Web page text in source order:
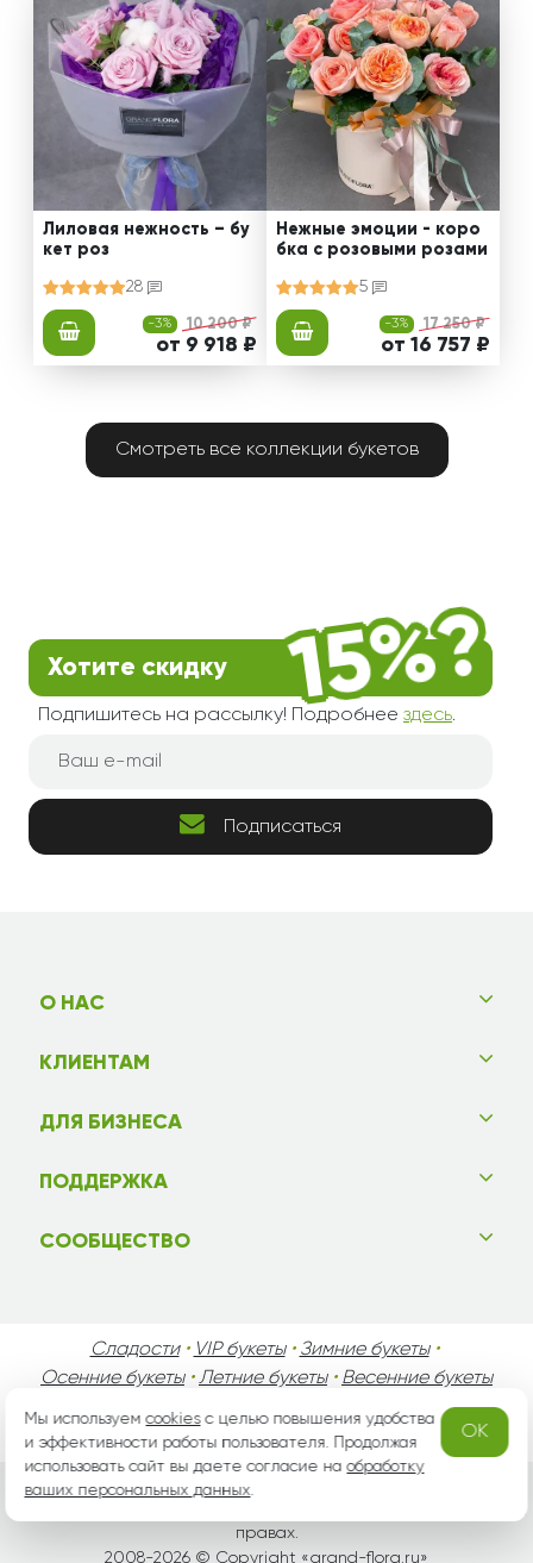
Лиловая нежность – бу
кет роз
28
-3% 10 200 ₽
от 9 918 ₽
Нежные эмоции - коро
бка с розовыми розами
5
-3% 17 250 ₽
от 16 757 ₽
Смотреть все коллекции букетов
Хотите скидку
Подпишитесь на рассылку! Подробнее здесь.
Подписаться
О НАС
КЛИЕНТАМ
ДЛЯ БИЗНЕСА
ПОДДЕРЖКА
СООБЩЕСТВО
Сладости• VIP букеты• Зимние букеты•
Осенние букеты•Летние букеты• Весенние букеты
•
День Мужчин•Праздники!
правах.
2008-2026 © Copyright «grand-flora.ru»
Мы используемcookiesс целью повышения удобства
и эффективности работы пользователя. Продолжая
использовать сайт вы даете согласие наобработку
ваших персональных данных.
OK